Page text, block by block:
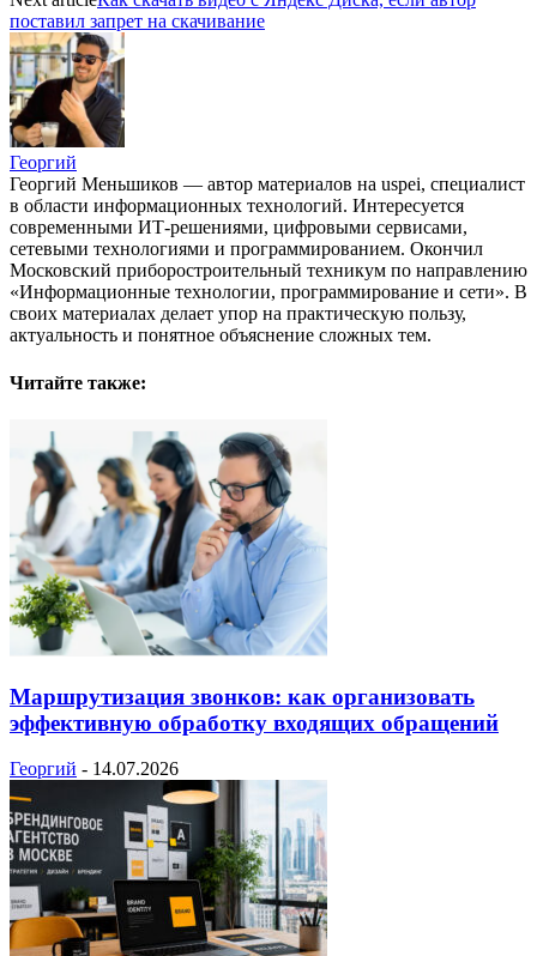
поставил запрет на скачивание
Георгий
Георгий Меньшиков — автор материалов на uspei, специалист
в области информационных технологий. Интересуется
современными ИТ-решениями, цифровыми сервисами,
сетевыми технологиями и программированием. Окончил
Московский приборостроительный техникум по направлению
«Информационные технологии, программирование и сети». В
своих материалах делает упор на практическую пользу,
актуальность и понятное объяснение сложных тем.
Читайте также:
Маршрутизация звонков: как организовать
эффективную обработку входящих обращений
Георгий - 14.07.2026